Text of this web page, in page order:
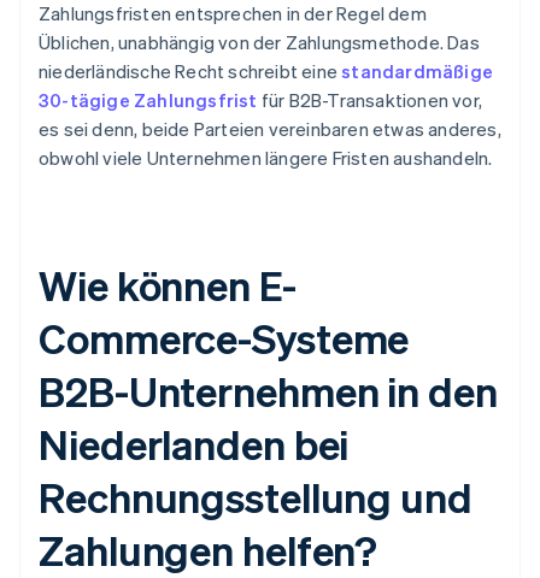
Zahlungsfristen entsprechen in der Regel dem
Üblichen, unabhängig von der Zahlungsmethode. Das
niederländische Recht schreibt einestandardmäßige
30-tägige Zahlungsfrist für B2B-Transaktionen vor,
es sei denn, beide Parteien vereinbaren etwas anderes,
obwohl viele Unternehmen längere Fristen aushandeln.
Wie können E-
Commerce-Systeme
B2B-Unternehmen in den
Niederlanden bei
Rechnungsstellung und
Zahlungen helfen?